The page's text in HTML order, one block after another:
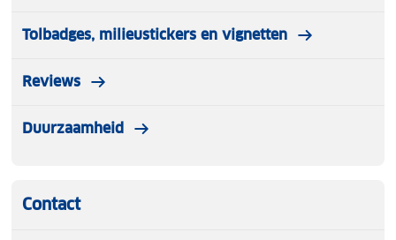
Tolbadges, milieustickers en vignetten
Reviews
Duurzaamheid
Contact